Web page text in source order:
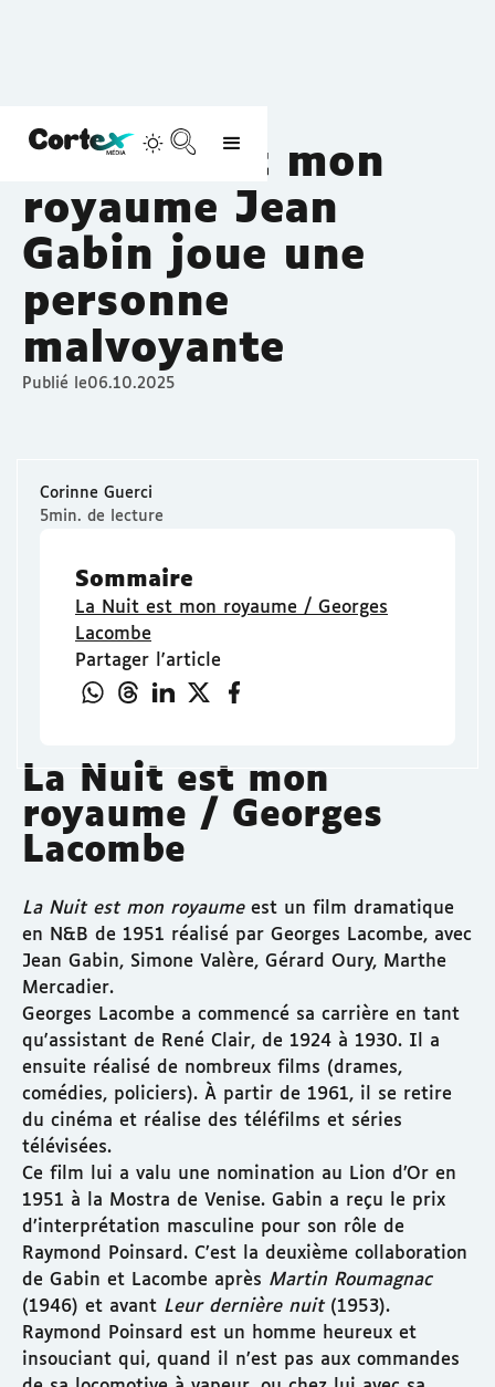
La nuit est mon
royaume Jean
Gabin joue une
personne
malvoyante
Publié le06.10.2025
La Nuit est mon
royaume / Georges
Lacombe
La Nuit est mon royaumeest un film dramatique
en N&B de 1951 réalisé par Georges Lacombe, avec
Jean Gabin, Simone Valère, Gérard Oury, Marthe
Mercadier.
Georges Lacombe a commencé sa carrière en tant
qu'assistant de René Clair, de 1924 à 1930. Il a
ensuite réalisé de nombreux films (drames,
comédies, policiers). À partir de 1961, il se retire
du cinéma et réalise des téléfilms et séries
télévisées.
Ce film lui a valu une nomination au Lion d’Or en
1951 à la Mostra de Venise. Gabin a reçu le prix
d’interprétation masculine pour son rôle de
Raymond Poinsard. C’est la deuxième collaboration
de Gabin et Lacombe après Martin Roumagnac
(1946) et avant Leur dernière nuit(1953).
Raymond Poinsard est un homme heureux et
insouciant qui, quand il n’est pas aux commandes
Corinne Guerci
5min. de lecture
Sommaire
La Nuit est mon royaume / Georges
Lacombe
Partager l'article